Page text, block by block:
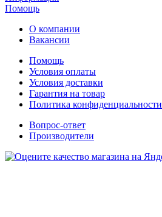
Помощь
О компании
Вакансии
Помощь
Условия оплаты
Условия доставки
Гарантия на товар
Политика конфиденциальности
Вопрос-ответ
Производители